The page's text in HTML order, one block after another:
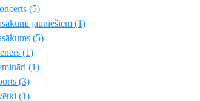
(5)
jauniešiem (1)
(5)
(1)
(1)
(3)
(1)